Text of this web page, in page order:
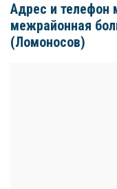
Адрес и телефон
межрайонная
(Ломоносов)